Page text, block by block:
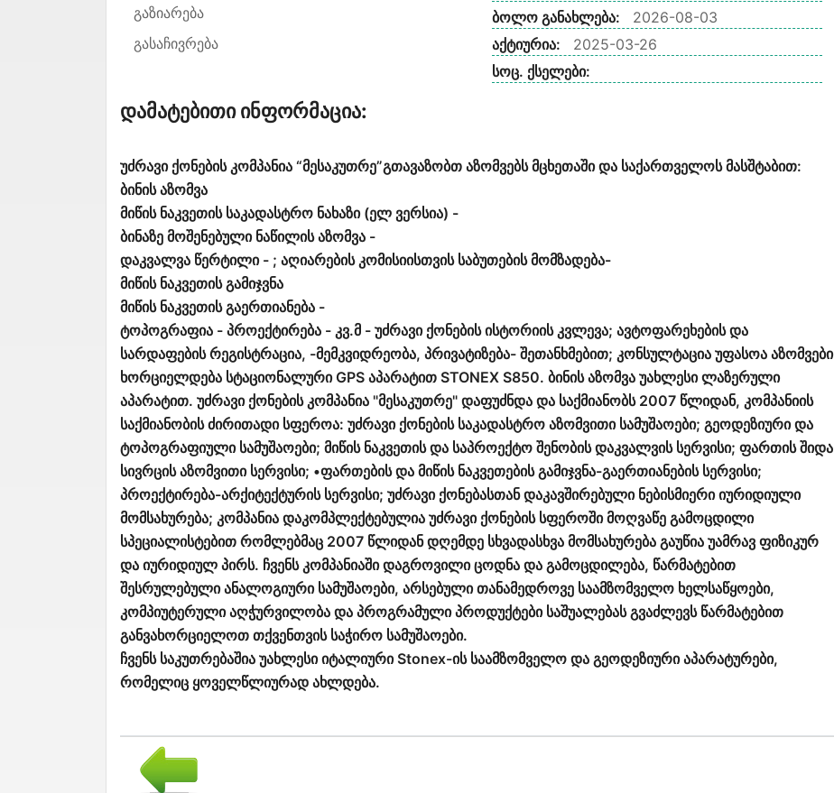
გაზიარება
გასაჩივრება
ბოლო განახლება:
2026-08-03
აქტიურია:
2025-03-26
სოც. ქსელები:
Დამატებითი Ინფორმაცია:
უძრავი ქონების კომპანია “მესაკუთრე”გთავაზობთ აზომვებს მცხეთაში და საქართველოს მასშტაბით:
ბინის აზომვა
მიწის ნაკვეთის საკადასტრო ნახაზი (ელ ვერსია) -
ბინაზე მოშენებული ნაწილის აზომვა -
დაკვალვა წერტილი - ; აღიარების კომისიისთვის საბუთების მომზადება-
მიწის ნაკვეთის გამიჯვნა
მიწის ნაკვეთის გაერთიანება -
ტოპოგრაფია - პროექტირება - კვ.მ - უძრავი ქონების ისტორიის კვლევა; ავტოფარეხების და
სარდაფების რეგისტრაცია, -მემკვიდრეობა, პრივატიზება- შეთანხმებით; კონსულტაცია უფასოა აზომვები
ხორციელდება სტაციონალური GPS აპარატით STONEX S850. ბინის აზომვა უახლესი ლაზერული
აპარატით. უძრავი ქონების კომპანია "მესაკუთრე" დაფუძნდა და საქმიანობს 2007 წლიდან, კომპანიის
საქმიანობის ძირითადი სფეროა: უძრავი ქონების საკადასტრო აზომვითი სამუშაოები; გეოდეზიური და
ტოპოგრაფიული სამუშაოები; მიწის ნაკვეთის და საპროექტო შენობის დაკვალვის სერვისი; ფართის შიდა
სივრცის აზომვითი სერვისი; •ფართების და მიწის ნაკვეთების გამიჯვნა-გაერთიანების სერვისი;
პროექტირება-არქიტექტურის სერვისი; უძრავი ქონებასთან დაკავშირებული ნებისმიერი იურიდიული
მომსახურება; კომპანია დაკომპლექტებულია უძრავი ქონების სფეროში მოღვაწე გამოცდილი
სპეციალისტებით რომლებმაც 2007 წლიდან დღემდე სხვადასხვა მომსახურება გაუწია უამრავ ფიზიკურ
და იურიდიულ პირს. ჩვენს კომპანიაში დაგროვილი ცოდნა და გამოცდილება, წარმატებით
შესრულებული ანალოგიური სამუშაოები, არსებული თანამედროვე საამზომველო ხელსაწყოები,
კომპიუტერული აღჭურვილობა და პროგრამული პროდუქტები საშუალებას გვაძლევს წარმატებით
განვახორციელოთ თქვენთვის საჭირო სამუშაოები.
ჩვენს საკუთრებაშია უახლესი იტალიური Stonex-ის საამზომველო და გეოდეზიური აპარატურები,
რომელიც ყოველწლიურად ახლდება.